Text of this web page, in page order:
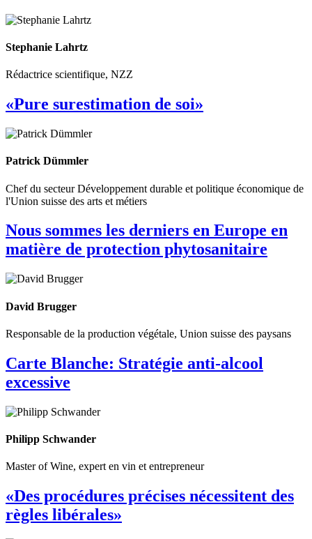
Stephanie Lahrtz
Rédactrice scientifique, NZZ
«Pure surestimation de soi»
Patrick Dümmler
Chef du secteur Développement durable et politique économique de
l'Union suisse des arts et métiers
Nous sommes les derniers en Europe en
matière de protection phytosanitaire
David Brugger
Responsable de la production végétale, Union suisse des paysans
Carte Blanche: Stratégie anti-alcool
excessive
Philipp Schwander
Master of Wine, expert en vin et entrepreneur
«Des procédures précises nécessitent des
règles libérales»